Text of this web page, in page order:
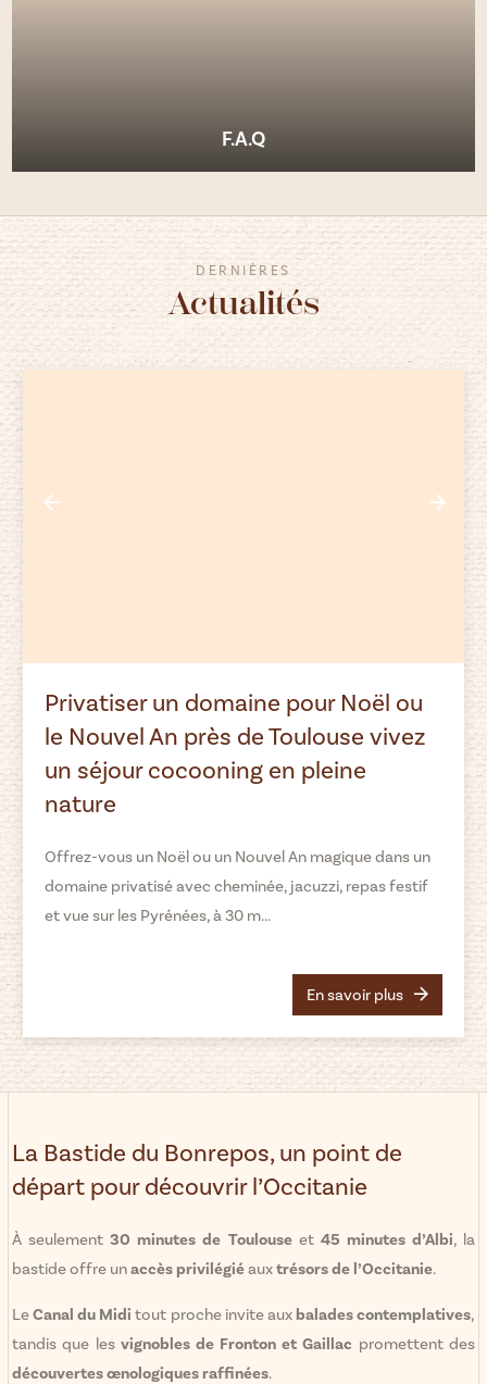
F.A.Q
DERNIÈRES
Actualités
Privatiser un domaine pour Noël ou
le Nouvel An près de Toulouse vivez
un séjour cocooning en pleine
nature
Offrez-vous un Noël ou un Nouvel An magique dans un
domaine privatisé avec cheminée, jacuzzi, repas festif
et vue sur les Pyrénées, à 30 m...
En savoir plus
La Bastide du Bonrepos, un point de
départ pour découvrir l’Occitanie
À seulement30 minutes de Toulouseet 45 minutes d’Albi, la
bastide offre unaccès privilégiéauxtrésors de l’Occitanie.
LeCanal du Midi tout proche invite aux balades contemplatives,
tandis que les vignobles de Fronton et Gaillac promettent des
découvertes œnologiques raffinées.